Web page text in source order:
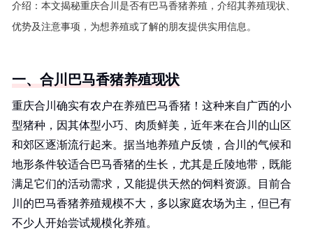
介绍： 本文揭秘重庆合川是否有巴马香猪养殖，介绍其养殖现状、
优势及注意事项，为想养殖或了解的朋友提供实用信息。
一、合川巴马香猪养殖现状
重庆合川确实有农户在养殖巴马香猪！这种来自广西的小
型猪种，因其体型小巧、肉质鲜美，近年来在合川的山区
和郊区逐渐流行起来。据当地养殖户反馈，合川的气候和
地形条件较适合巴马香猪的生长，尤其是丘陵地带，既能
满足它们的活动需求，又能提供天然的饲料资源。目前合
川的巴马香猪养殖规模不大，多以家庭农场为主，但已有
不少人开始尝试规模化养殖。